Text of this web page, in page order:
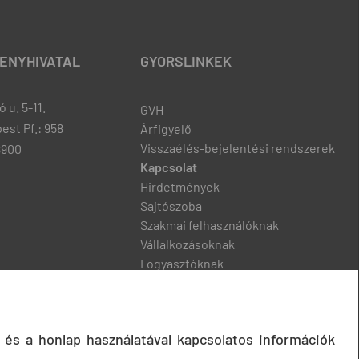
5-11.
Pf.: 958
GYORSLINKEK
GVH
Árfigyelő
Visszaélés-bejelentési rendszerek
Kapcsolat
Hirdetmények
Sajtószoba
Szakmai felhasználóknak
Vállalkozásoknak
Fogyasztóknak
a honlap használatával kapcsolatos információk